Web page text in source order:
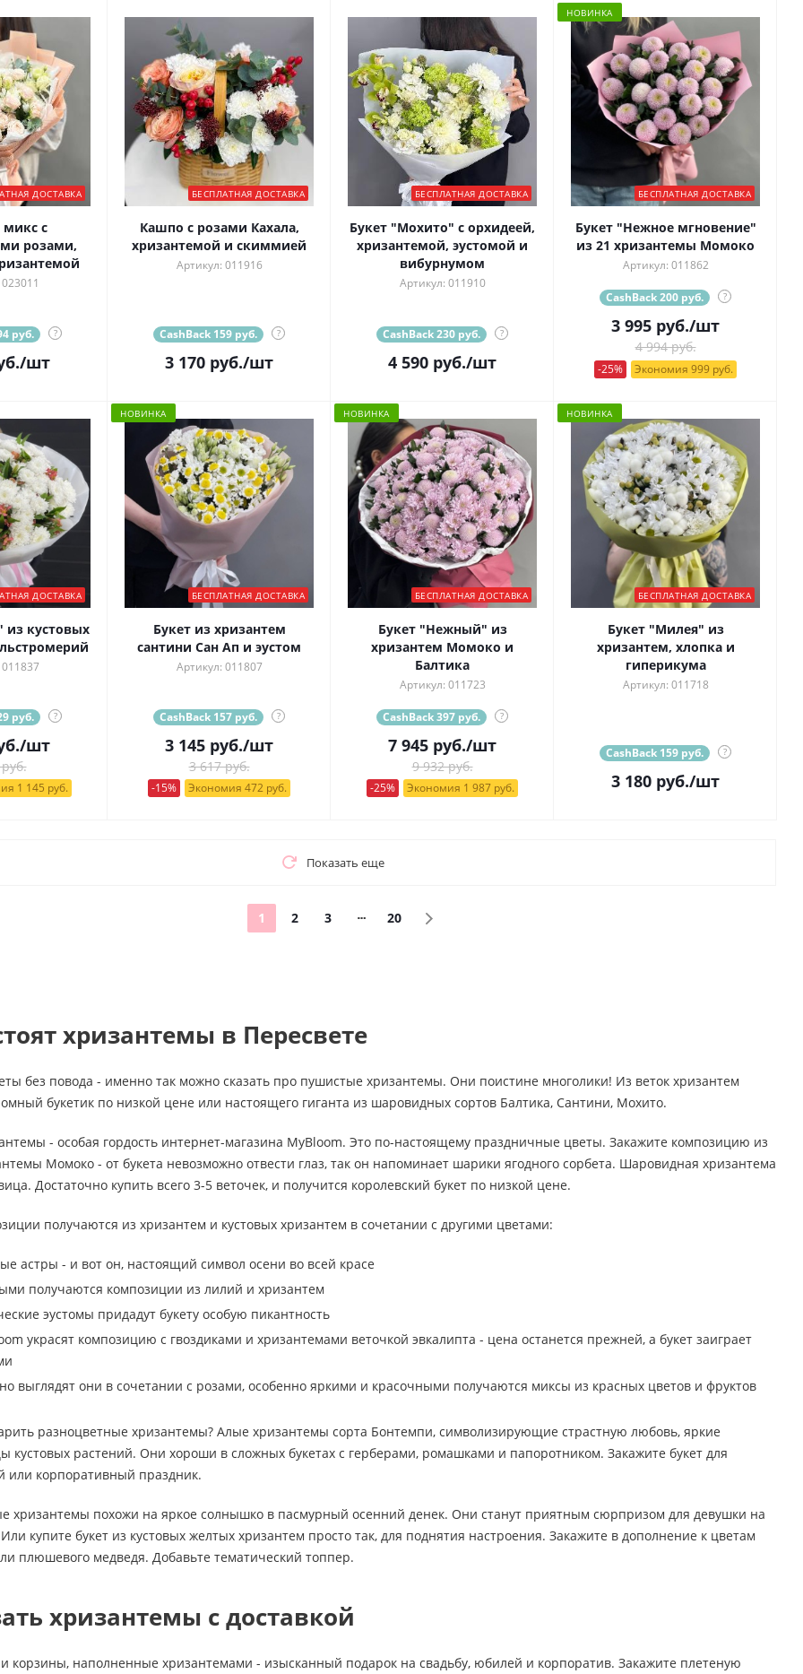
ДОСТАВКА
с
розами,
руб. ?
/шт
БЕСПЛАТНАЯ ДОСТАВКА
Кашпо с розами Кахала,
хризантемой и скиммией
Артикул: 011916
CashBack 159 руб. ?
3 170 руб./шт
БЕСПЛАТНАЯ ДОСТАВКА
Букет "Мохито" с орхидеей,
хризантемой, эустомой и
вибурнумом
Артикул: 011910
CashBack 230 руб. ?
4 590 руб./шт
НОВИНКА
БЕСПЛАТНАЯ ДОСТАВКА
Букет "Нежное мгновение"
из 21 хризантемы Момоко
Артикул: 011862
CashBack 200 руб. ?
3 995 руб./шт
4 994 руб.
-25% Экономия 999 руб.
ДОСТАВКА
из кустовых
руб. ?
/шт
1 145 руб.
НОВИНКА
БЕСПЛАТНАЯ ДОСТАВКА
Букет из хризантем
сантини Сан Ап и эустом
Артикул: 011807
CashBack 157 руб. ?
3 145 руб./шт
3 617 руб.
-15% Экономия 472 руб.
НОВИНКА
БЕСПЛАТНАЯ ДОСТАВКА
Букет "Нежный" из
хризантем Момоко и
Балтика
Артикул: 011723
CashBack 397 руб. ?
7 945 руб./шт
9 932 руб.
-25% Экономия 1 987 руб.
НОВИНКА
БЕСПЛАТНАЯ ДОСТАВКА
Букет "Милея" из
хризантем, хлопка и
гиперикума
Артикул: 011718
CashBack 159 руб. ?
3 180 руб./шт
Показать еще
1 2 3 20
хризантемы в Пересвете
без повода - именно так можно сказать про пушистые хризантемы. Они поистине многолики! Из веток хризантем
букетик по низкой цене или настоящего гиганта из шаровидных сортов Балтика, Сантини, Мохито.
- особая гордость интернет-магазина MyBloom. Это по-настоящему праздничные цветы. Закажите композицию из
Момоко - от букета невозможно отвести глаз, так он напоминает шарики ягодного сорбета. Шаровидная хризантема
Достаточно купить всего 3-5 веточек, и получится королевский букет по низкой цене.
получаются из хризантем и кустовых хризантем в сочетании с другими цветами:
астры - и вот он, настоящий символ осени во всей красе
получаются композиции из лилий и хризантем
эустомы придадут букету особую пикантность
украсят композицию с гвоздиками и хризантемами веточкой эвкалипта - цена останется прежней, а букет заиграет
выглядят они в сочетании с розами, особенно яркими и красочными получаются миксы из красных цветов и фруктов
разноцветные хризантемы? Алые хризантемы сорта Бонтемпи, символизирующие страстную любовь, яркие
кустовых растений. Они хороши в сложных букетах с герберами, ромашками и папоротником. Закажите букет для
или корпоративный праздник.
хризантемы похожи на яркое солнышко в пасмурный осенний денек. Они станут приятным сюрпризом для девушки на
купите букет из кустовых желтых хризантем просто так, для поднятия настроения. Закажите в дополнение к цветам
плюшевого медведя. Добавьте тематический топпер.
хризантемы с доставкой
корзины, наполненные хризантемами - изысканный подарок на свадьбу, юбилей и корпоратив. Закажите плетеную